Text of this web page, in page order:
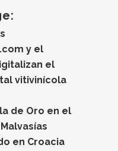
y el
el
vitivinícola
de Oro en el
en Croacia